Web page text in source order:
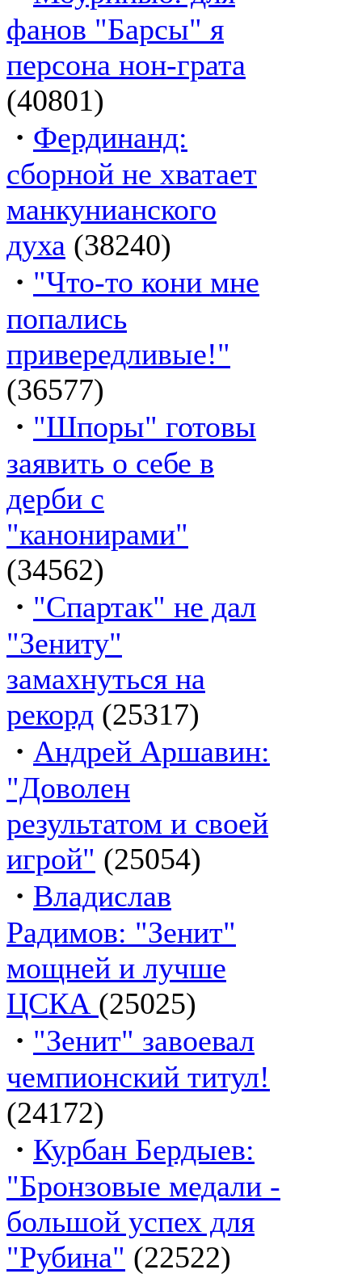
фанов "Барсы" я
персона нон-грата
(40801)
· Фердинанд:
сборной не хватает
манкунианского
духа (38240)
· "Что-то кони мне
попались
привередливые!"
(36577)
· "Шпоры" готовы
заявить о себе в
дерби с
"канонирами"
(34562)
· "Спартак" не дал
"Зениту"
замахнуться на
рекорд (25317)
· Андрей Аршавин:
"Доволен
результатом и своей
игрой" (25054)
· Владислав
Радимов: "Зенит"
мощней и лучше
ЦСКА (25025)
· "Зенит" завоевал
чемпионский титул!
(24172)
· Курбан Бердыев:
"Бронзовые медали -
большой успех для
"Рубина" (22522)